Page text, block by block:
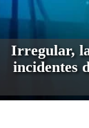
Irregular,
incidentes